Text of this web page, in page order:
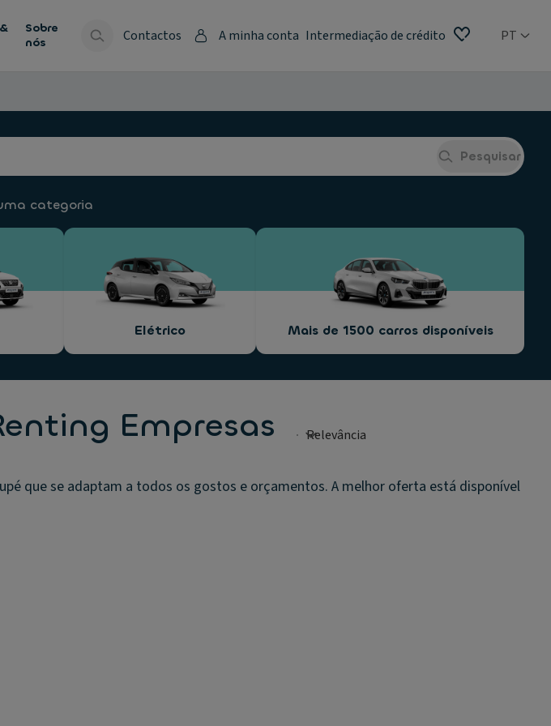
Sobre
nós
Contactos A minha conta Intermediação de crédito PT
Pesquisar
categoria
Elétrico Mais de 1500 carros disponíveis
Empresas
que se adaptam a todos os gostos e orçamentos. A melhor oferta está disponível